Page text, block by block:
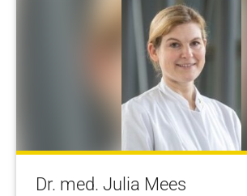
Dr. med. Julia Mees